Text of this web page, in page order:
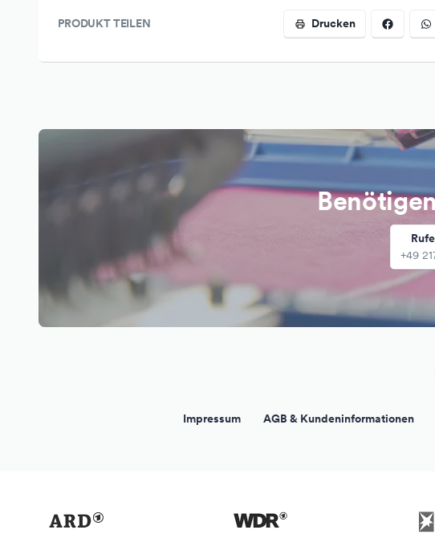
PRODUKT TEILEN Drucken
+49
Impressum AGB & Kundeninformationen